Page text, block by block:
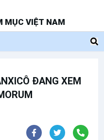
MỤC VIỆT NAM
ĐANG XEM